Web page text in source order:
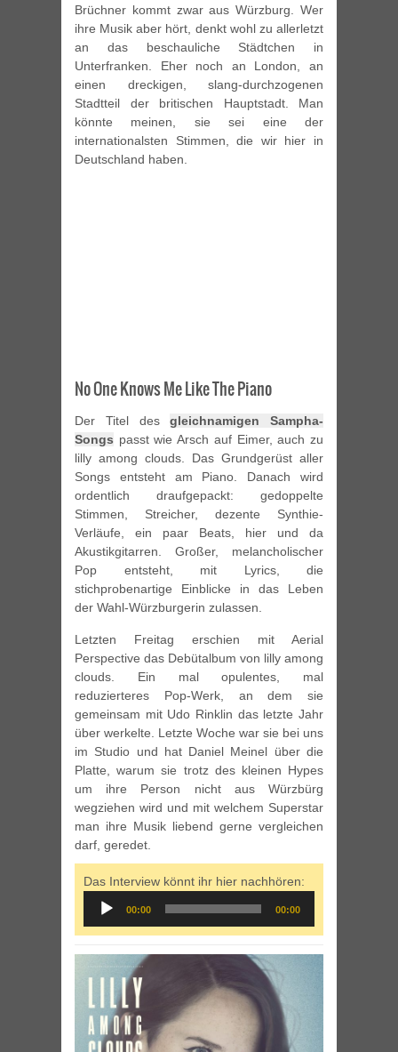
Brüchner kommt zwar aus Würzburg. Wer
ihre Musik aber hört, denkt wohl zu allerletzt
an das beschauliche Städtchen in
Unterfranken. Eher noch an London, an
einen dreckigen, slang-durchzogenen
Stadtteil der britischen Hauptstadt. Man
könnte meinen, sie sei eine der
internationalsten Stimmen, die wir hier in
Deutschland haben.
No One Knows Me Like The Piano
Der Titel desgleichnamigen Sampha-
Songs passt wie Arsch auf Eimer, auch zu
lilly among clouds. Das Grundgerüst aller
Songs entsteht am Piano. Danach wird
ordentlich draufgepackt: gedoppelte
Stimmen, Streicher, dezente Synthie-
Verläufe, ein paar Beats, hier und da
Akustikgitarren. Großer, melancholischer
Pop entsteht, mit Lyrics, die
stichprobenartige Einblicke in das Leben
der Wahl-Würzburgerin zulassen.
Letzten Freitag erschien mit Aerial
Perspective das Debütalbum von lilly among
clouds. Ein mal opulentes, mal
reduzierteres Pop-Werk, an dem sie
gemeinsam mit Udo Rinklin das letzte Jahr
über werkelte. Letzte Woche war sie bei uns
im Studio und hat Daniel Meinel über die
Platte, warum sie trotz des kleinen Hypes
um ihre Person nicht aus Würzbürg
wegziehen wird und mit welchem Superstar
man ihre Musik liebend gerne vergleichen
darf, geredet.
Das Interview könnt ihr hier nachhören:
Audio
Player
00:00 00:00